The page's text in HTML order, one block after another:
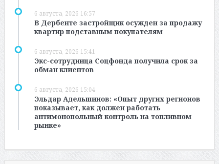
6 августа, 2026 16:57
В Дербенте застройщик осужден за продажу
квартир подставным покупателям
6 августа, 2026 15:41
Экс-сотрудница Соцфонда получила срок за
обман клиентов
6 августа, 2026 15:04
Эльдар Адельшинов: «Опыт других регионов
показывает, как должен работать
антимонопольный контроль на топливном
рынке»